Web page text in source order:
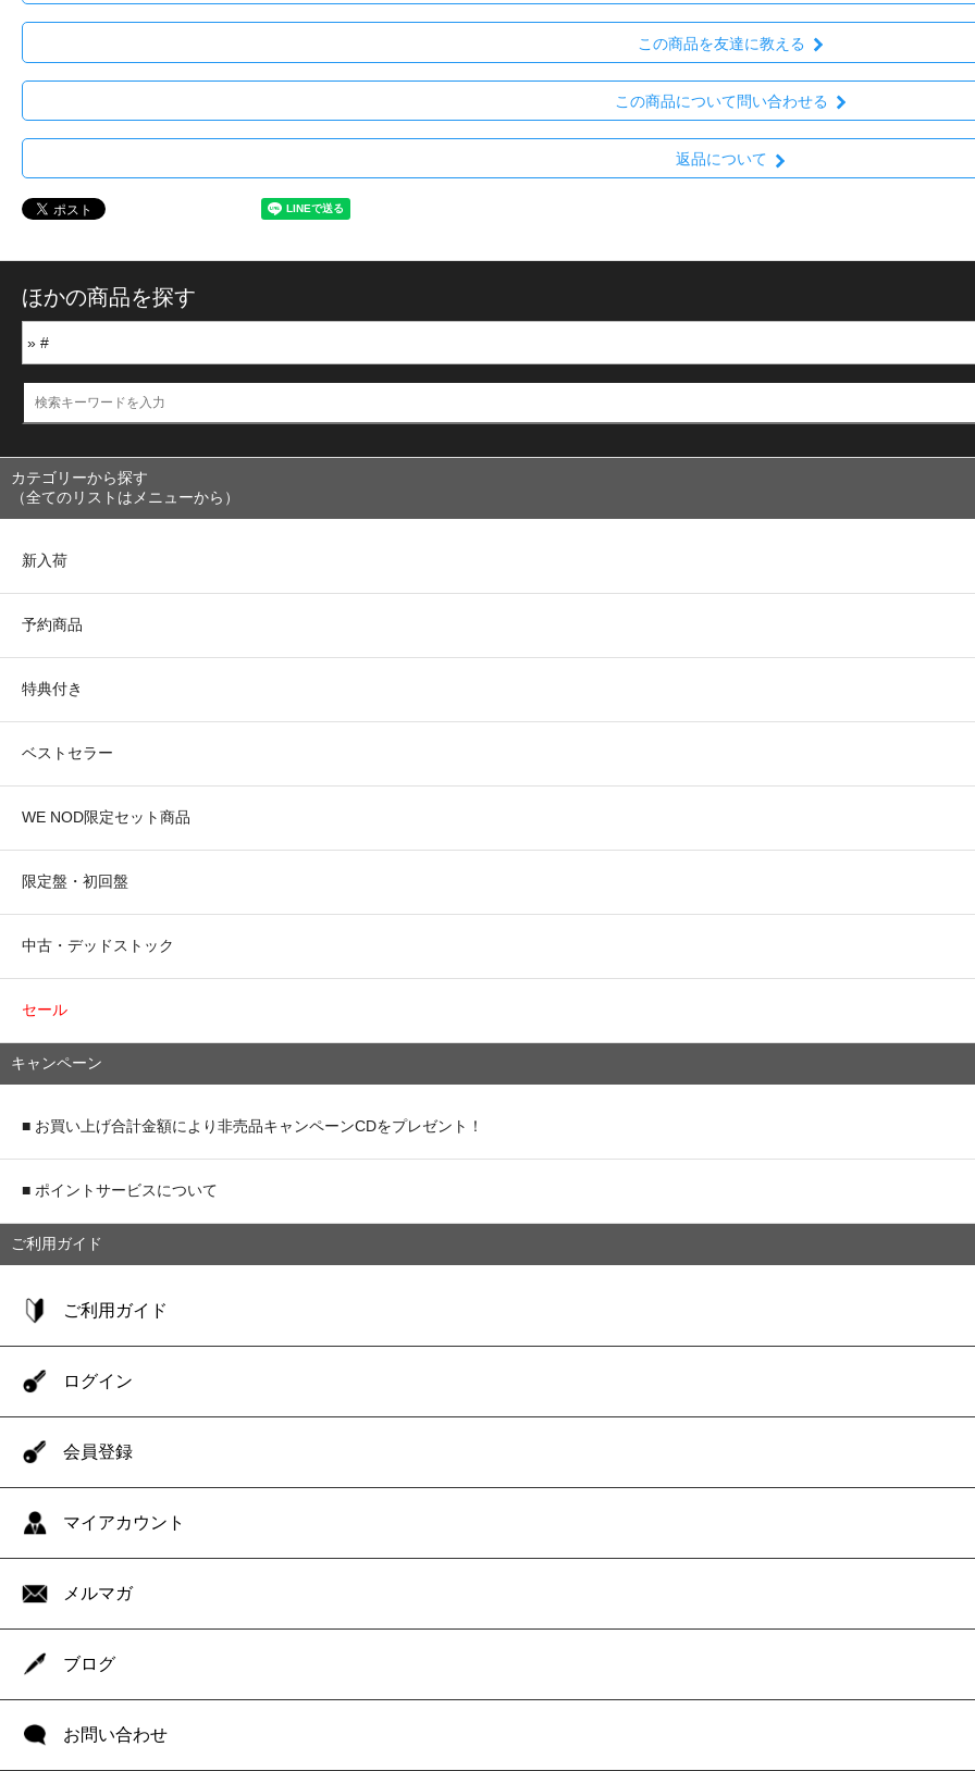
この商品を友達に教える
この商品について問い合わせる
返品について
ほかの商品を探す
カテゴリーから探す
（全てのリストはメニューから）
新入荷
予約商品
特典付き
ベストセラー
WE NOD限定セット商品
限定盤・初回盤
中古・デッドストック
セール
キャンペーン
■ お買い上げ合計金額により非売品キャンペーンCDをプレゼント！
■ ポイントサービスについて
ご利用ガイド
ご利用ガイド
ログイン
会員登録
マイアカウント
メルマガ
ブログ
お問い合わせ